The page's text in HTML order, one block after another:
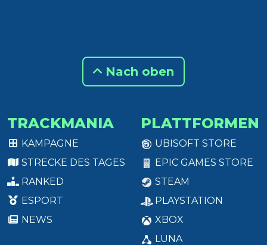
Nach oben
TRACKMANIA
KAMPAGNE
STRECKE DES TAGES
RANKED
ESPORT
NEWS
PLATTFORMEN
UBISOFT STORE
EPIC GAMES STORE
STEAM
PLAYSTATION
XBOX
LUNA